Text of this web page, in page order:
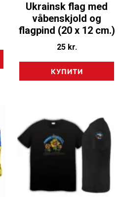
Ukrainsk flag med
våbenskjold og
flagpind (20 x 12 cm.)
25 kr.
КУПИТИ